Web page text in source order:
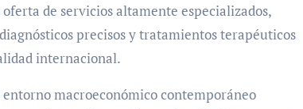
de servicios altamente especializados,
precisos y tratamientos terapéuticos
internacional.
macroeconómico contemporáneo